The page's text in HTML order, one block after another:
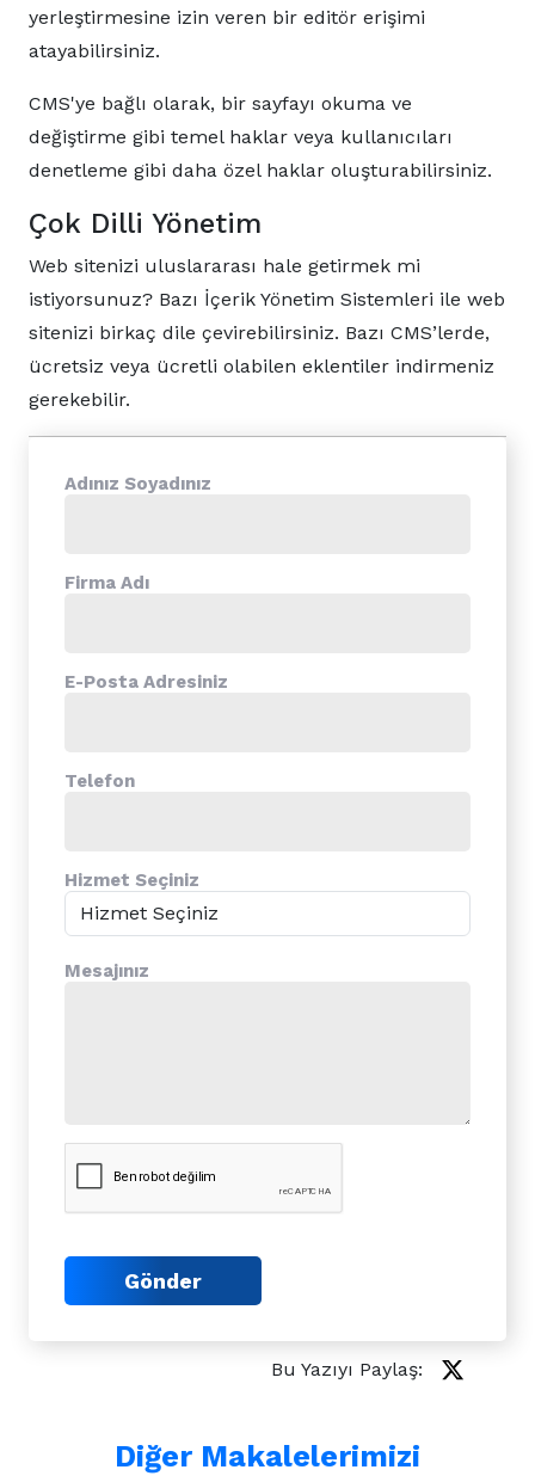
yerleştirmesine izin veren bir editör erişimi
atayabilirsiniz.
CMS'ye bağlı olarak, bir sayfayı okuma ve
değiştirme gibi temel haklar veya kullanıcıları
denetleme gibi daha özel haklar oluşturabilirsiniz.
Çok Dilli Yönetim
Web sitenizi uluslararası hale getirmek mi
istiyorsunuz? Bazı İçerik Yönetim Sistemleri ile web
sitenizi birkaç dile çevirebilirsiniz. Bazı CMS’lerde,
ücretsiz veya ücretli olabilen eklentiler indirmeniz
gerekebilir.
Adınız Soyadınız
Firma Adı
E-Posta Adresiniz
Telefon
Hizmet Seçiniz
Mesajınız
Gönder
Bu Yazıyı Paylaş:
Diğer Makalelerimizi